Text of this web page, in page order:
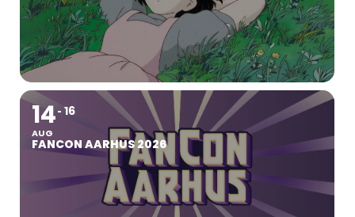
14
AUG
16
FANCON AARHUS 2026